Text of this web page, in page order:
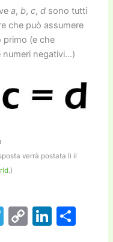
a, b, c, dsono tutti
che può assumere
primo (e che
negativi…)
verrà postata lì il
.)
T C Li C